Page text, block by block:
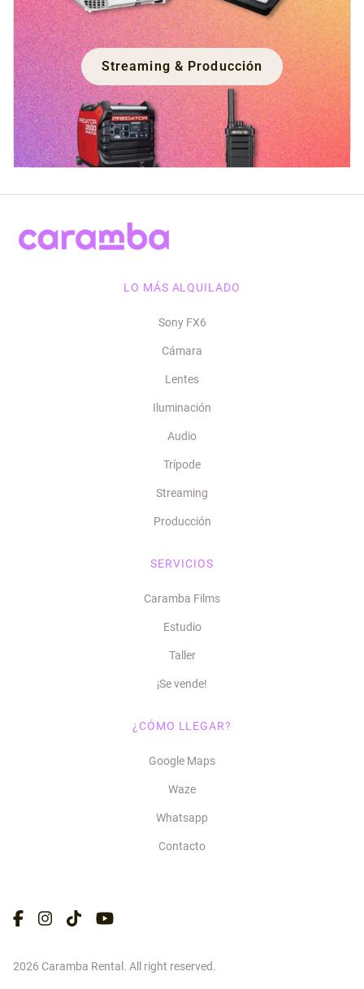
Streaming & Producción
LO MÁS ALQUILADO
Sony FX6
Cámara
Lentes
Iluminación
Audio
Trípode
Streaming
Producción
SERVICIOS
Caramba Films
Estudio
Taller
¡Se vende!
¿CÓMO LLEGAR?
Google Maps
Waze
Whatsapp
Contacto
2026 Caramba Rental. All right reserved.